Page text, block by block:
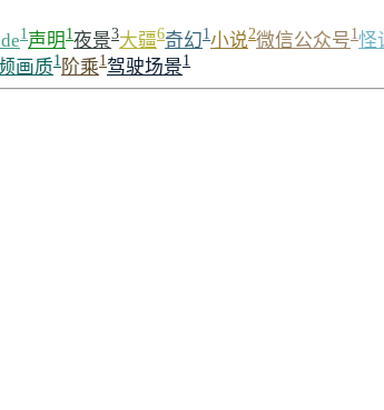
1声明 1夜景3大疆6奇幻1小说2微信公众号1怪
画质1 阶乘1驾驶场景1